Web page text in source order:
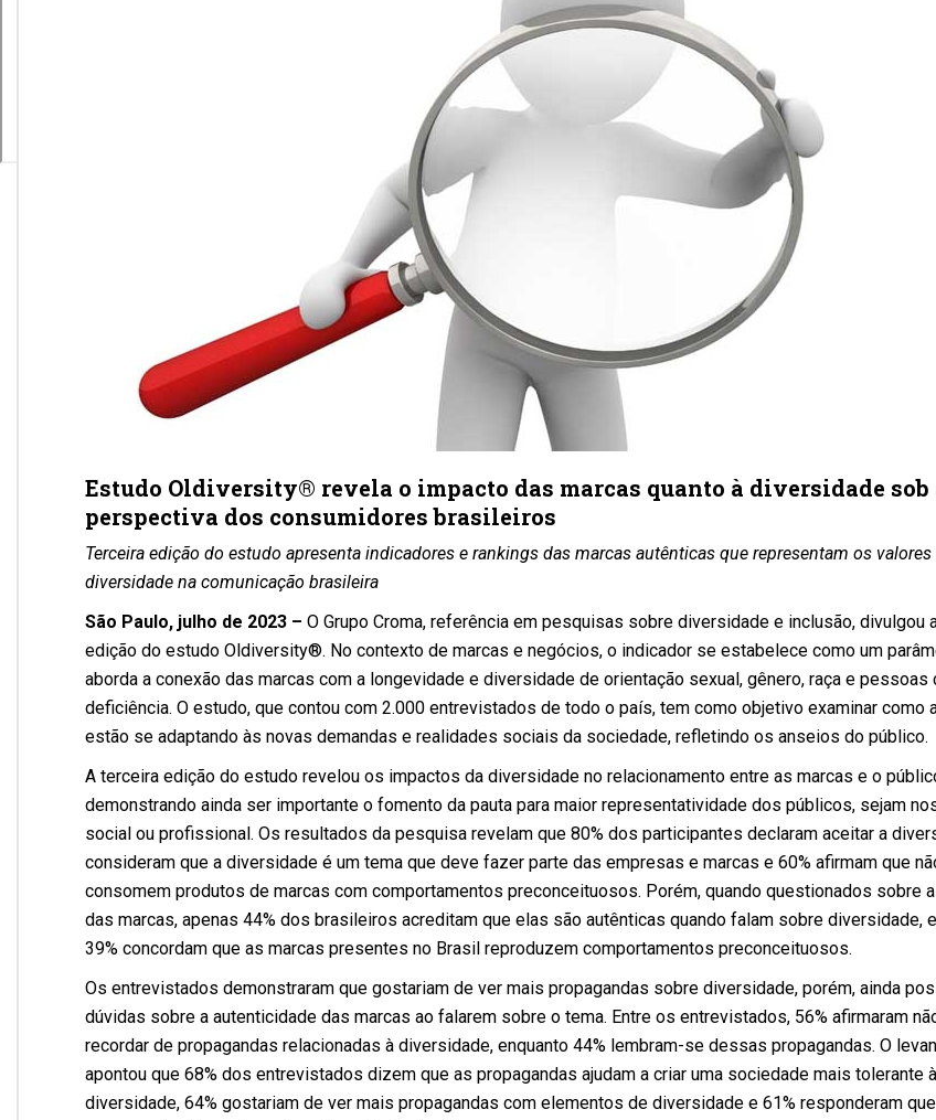
Estudo Oldiversity® revela o impacto das marcas quanto à diversidade sob
perspectiva dos consumidores brasileiros
Terceira edição do estudo apresenta indicadores e rankings das marcas autênticas que representam os valores
diversidade na comunicação brasileira
São Paulo, julho de 2023 – O Grupo Croma, referência em pesquisas sobre diversidade e inclusão, divulgou
edição do estudo Oldiversity®. No contexto de marcas e negócios, o indicador se estabelece como um
aborda a conexão das marcas com a longevidade e diversidade de orientação sexual, gênero, raça e pessoas
deficiência. O estudo, que contou com 2.000 entrevistados de todo o país, tem como objetivo examinar como
estão se adaptando às novas demandas e realidades sociais da sociedade, refletindo os anseios do público.
A terceira edição do estudo revelou os impactos da diversidade no relacionamento entre as marcas e o
demonstrando ainda ser importante o fomento da pauta para maior representatividade dos públicos, sejam
social ou profissional. Os resultados da pesquisa revelam que 80% dos participantes declaram aceitar a
consideram que a diversidade é um tema que deve fazer parte das empresas e marcas e 60% afirmam que
consomem produtos de marcas com comportamentos preconceituosos. Porém, quando questionados sobre
das marcas, apenas 44% dos brasileiros acreditam que elas são autênticas quando falam sobre diversidade,
39% concordam que as marcas presentes no Brasil reproduzem comportamentos preconceituosos.
Os entrevistados demonstraram que gostariam de ver mais propagandas sobre diversidade, porém, ainda
dúvidas sobre a autenticidade das marcas ao falarem sobre o tema. Entre os entrevistados, 56% afirmaram
recordar de propagandas relacionadas à diversidade, enquanto 44% lembram-se dessas propagandas. O
apontou que 68% dos entrevistados dizem que as propagandas ajudam a criar uma sociedade mais tolerante à
diversidade, 64% gostariam de ver mais propagandas com elementos de diversidade e 61% responderam